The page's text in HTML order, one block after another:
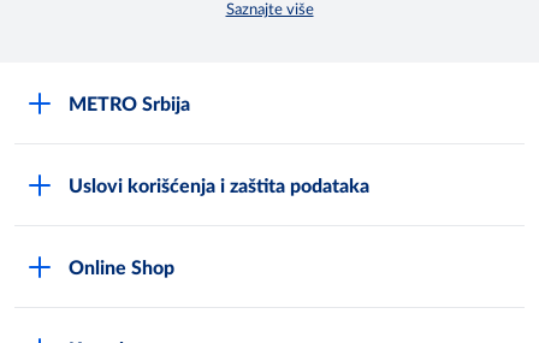
Saznajte više
METRO Srbija
Često postavljana pitanja
Uslovi korišćenja i zaštita podataka
Online Shop